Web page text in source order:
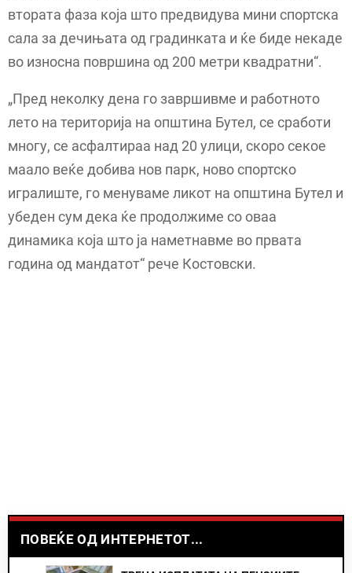
втората фаза која што предвидува мини спортска
сала за дечињата од градинката и ќе биде некаде
во износна површина од 200 метри квадратни“.
„Пред неколку дена го завршивме и работното
лето на територија на општина Бутел, се сработи
многу, се асфалтираа над 20 улици, скоро секое
маало веќе добива нов парк, ново спортско
игралиште, го менуваме ликот на општина Бутел и
убеден сум дека ќе продолжиме со оваа
динамика која што ја наметнавме во првата
година од мандатот“ рече Костовски.
ПОВЕЌЕ ОД ИНТЕРНЕТОТ...